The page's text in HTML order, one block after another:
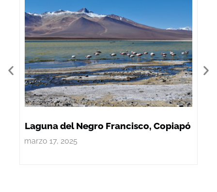
Laguna del Negro Francisco, Copiapó
marzo 17, 2025